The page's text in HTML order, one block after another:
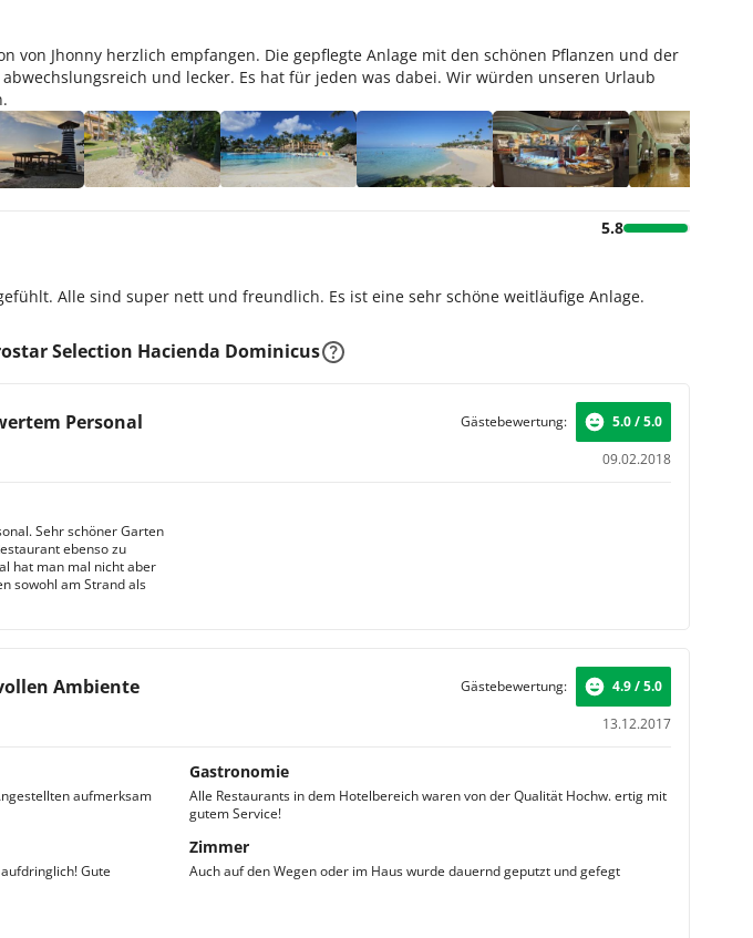
von Jhonny herzlich empfangen. Die gepflegte Anlage mit den schönen Pflanzen und der
und lecker. Es hat für jeden was dabei. Wir würden unseren Urlaub
5.8
Alle sind super nett und freundlich. Es ist eine sehr schöne weitläufige Anlage.
Selection Hacienda Dominicus
Personal
09.02.2018
Gästebewertung: 5.0 / 5.0
Sehr schöner Garten
ebenso zu
hat man mal nicht aber
sowohl am Strand als
Ambiente
13.12.2017
Gästebewertung: 4.9 / 5.0
aufmerksam
Gastronomie
Alle Restaurants in dem Hotelbereich waren von der Qualität Hochw. ertig mit
gutem Service!
Gute
Zimmer
Auch auf den Wegen oder im Haus wurde dauernd geputzt und gefegt